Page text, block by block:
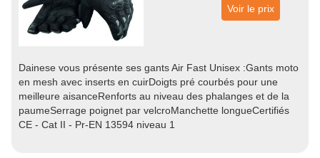
Voir le prix
Dainese vous présente ses gants Air Fast Unisex :Gants moto
en mesh avec inserts en cuirDoigts pré courbés pour une
meilleure aisanceRenforts au niveau des phalanges et de la
paumeSerrage poignet par velcroManchette longueCertifiés
CE - Cat II - Pr-EN 13594 niveau 1